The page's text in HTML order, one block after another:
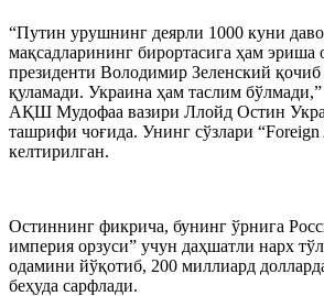
“Путин урушнинг деярли 1000 куни
мақсадларининг бирортасига ҳам эриша
президенти Володимир Зеленский
қуламади. Украина ҳам таслим
АҚШ Мудофаа вазири Ллойд Остин
ташрифи чоғида. Унинг сўзлари
келтирилган.
Остиннинг фикрича, бунинг ўрнига
империя орзуси” учун даҳшатли нарх
одамини йўқотиб, 200 миллиард
беҳуда сарфлади.